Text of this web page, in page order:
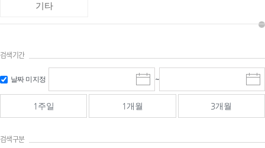
기타
검색기간
날짜 미지정
시
작
일
선
~
종
료
선
1주일 1개월 3개월
검색구분